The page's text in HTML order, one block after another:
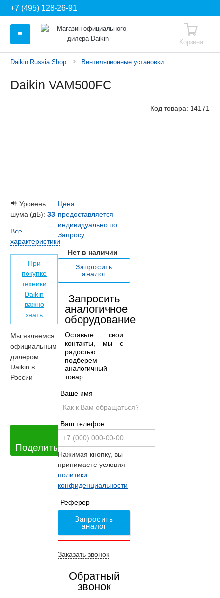
+7 (495) 128-26-91
Корзина
Daikin Russia Shop Вентиляционные установки
Daikin VAM500FC
Код товара: 14171
Цена
предоставляется
индивидуально по
Запросу
Нет в наличии
Запросить
аналог
Запросить
аналогичное
оборудование
Оставьте свои
контакты, мы с
радостью
подберем
аналогичный
товар
Ваше имя
Ваш телефон
Нажимая кнопку, вы
принимаете условия
политики
конфиденциальности
Реферер
Запросить
аналог
Заказать звонок
Обратный
звонок
Уровень
шума (дБ): 33
Все
характеристики
При
покупке
техники
Daikin
важно
знать
Мы являемся
официальным
дилером
Daikin в
России
Поделиться